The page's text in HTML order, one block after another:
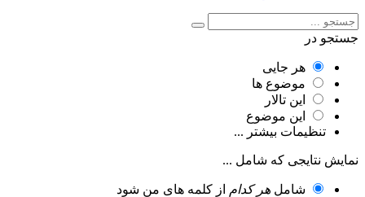
جستجو در
هر جایی
موضوع ها
این تالار
این موضوع
تنظیمات بیشتر ...
نمایش نتایجی که شامل ...
شامل هر کدام از کلمه های من شود